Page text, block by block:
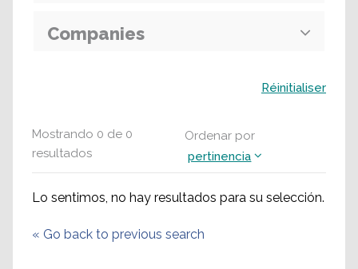
Mostrando 0 de 0
resultados
Ordenar por
pertinencia
Lo sentimos, no hay resultados para su selección.
« Go back to previous search
Companies
Réinitialiser